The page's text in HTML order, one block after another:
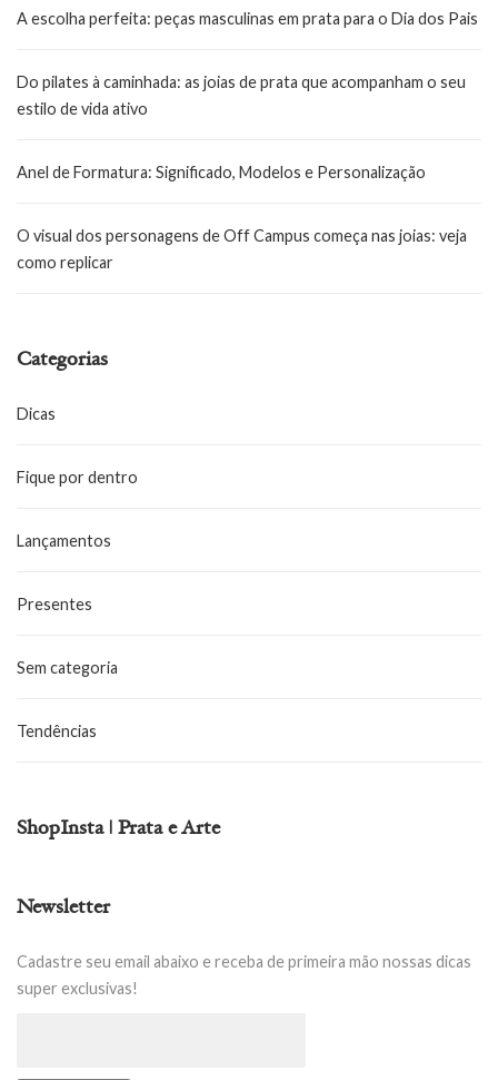
A escolha perfeita: peças masculinas em prata para o Dia dos Pais
Do pilates à caminhada: as joias de prata que acompanham o seu
estilo de vida ativo
Anel de Formatura: Significado, Modelos e Personalização
O visual dos personagens de Off Campus começa nas joias: veja
como replicar
Categorias
Dicas
Fique por dentro
Lançamentos
Presentes
Sem categoria
Tendências
ShopInsta | Prata e Arte
Newsletter
Cadastre seu email abaixo e receba de primeira mão nossas dicas
super exclusivas!